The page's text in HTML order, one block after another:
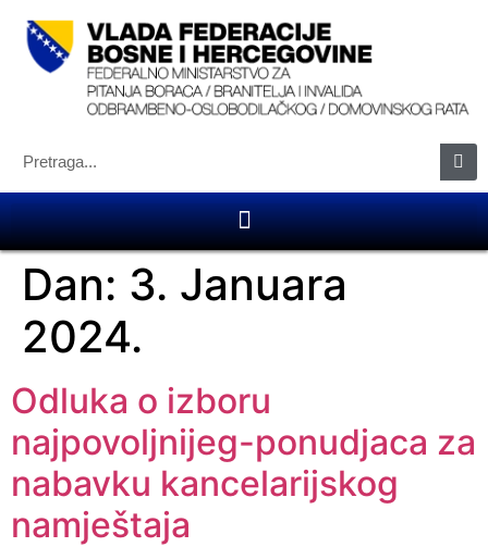
Dan: 3. Januara
2024.
Odluka o izboru
najpovoljnijeg-ponudjaca za
nabavku kancelarijskog
namještaja